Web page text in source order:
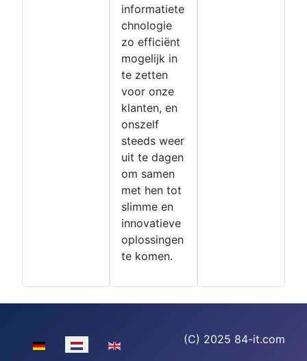
informatiete
chnologie
zo efficiënt
mogelijk in
te zetten
voor onze
klanten, en
onszelf
steeds weer
uit te dagen
om samen
met hen tot
slimme en
innovatieve
oplossingen
te komen.
Selecteer de taal (C) 2025 84-it.com